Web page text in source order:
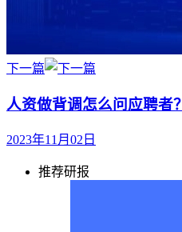
下一篇
人资做背调怎么问应聘者？
2023年11月02日
推荐研报